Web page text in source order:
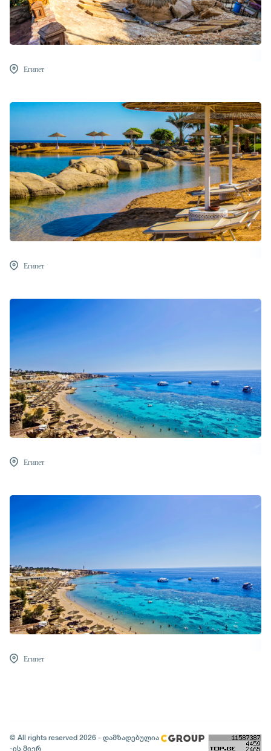
Египет
Египет
Египет
Египет
© All rights reserved 2026 - დამზადებულია
-ის მიერ